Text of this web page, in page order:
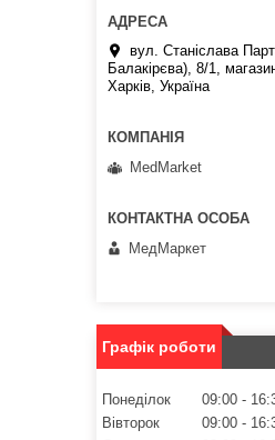
вул. Станіслава
Балакірєва), 8/1,
Харків, Україна
MedMarket
МедМаркет
Графік роботи
Понеділок 09:00
Вівторок
09:00